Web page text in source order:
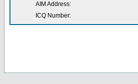
AIM Address:
ICQ Number: